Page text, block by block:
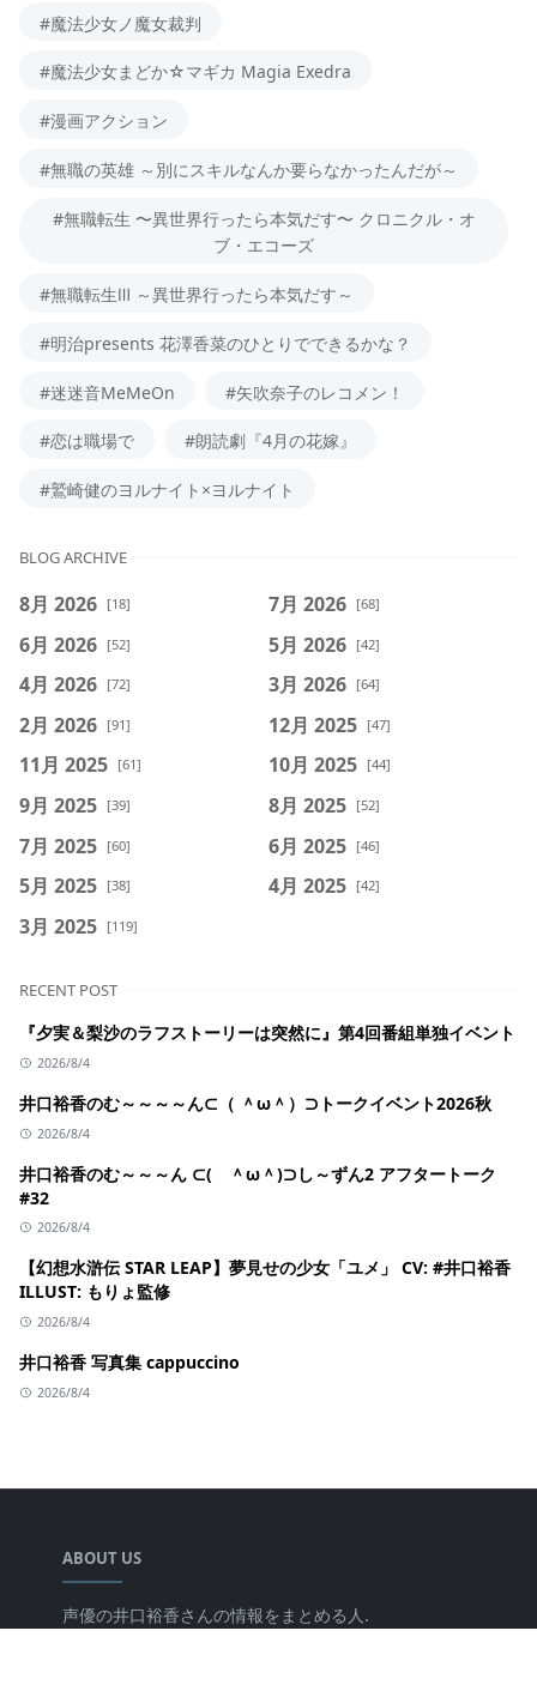
#魔法少女ノ魔女裁判
#魔法少女まどか☆マギカ Magia Exedra
#漫画アクション
#無職の英雄 ～別にスキルなんか要らなかったんだが～
#無職転生 〜異世界行ったら本気だす〜 クロニクル・オ
ブ・エコーズ
#無職転生Ⅲ ～異世界行ったら本気だす～
#明治presents 花澤香菜のひとりでできるかな？
#迷迷音MeMeOn #矢吹奈子のレコメン！
#恋は職場で #朗読劇『4月の花嫁』
#鷲崎健のヨルナイト×ヨルナイト
BLOG ARCHIVE
8月 2026 [18] 7月 2026 [68]
6月 2026 [52] 5月 2026 [42]
4月 2026 [72] 3月 2026 [64]
2月 2026 [91] 12月 2025 [47]
11月 2025 [61] 10月 2025 [44]
9月 2025 [39] 8月 2025 [52]
7月 2025 [60] 6月 2025 [46]
5月 2025 [38] 4月 2025 [42]
3月 2025 [119]
RECENT POST
『夕実＆梨沙のラフストーリーは突然に』第4回番組単独イベント
2026/8/4
井口裕香のむ～～～～ん⊂（ ＾ω＾）⊃トークイベント2026秋
2026/8/4
井口裕香のむ～～～ん ⊂( ＾ω＾)⊃し～ずん2 アフタートーク
#32
2026/8/4
【幻想水滸伝 STAR LEAP】夢見せの少女「ユメ」 CV: #井口裕香
ILLUST: もりょ監修
2026/8/4
井口裕香 写真集 cappuccino
2026/8/4
ABOUT US
声優の井口裕香さんの情報をまとめる人.